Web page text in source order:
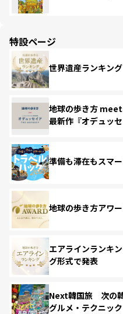
特設ページ
世界遺産ランキング
地球の歩き方
最新作『オデュッセ
準備も滞在もスマ
地球の歩き方アワ
エアラインランキ
グ形式で発表
Next韓国旅 次の韓
グルメ・テクニック